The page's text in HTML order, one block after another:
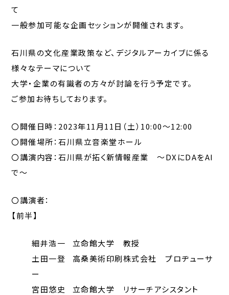
て
一般参加可能な企画セッションが開催されます。
石川県の文化産業政策など、デジタルアーカイブに係る
様々なテーマについて
大学・企業の有識者の方々が討論を行う予定です。
ご参加お待ちしております。
〇開催日時：2023年11月11日（土）10:00～12:00
〇開催場所：石川県立音楽堂ホール
〇講演内容：石川県が拓く新情報産業 ～DXにDAをAI
で～
〇講演者：
【前半】
細井浩一 立命館大学 教授
土田一登 高桑美術印刷株式会社 プロヂューサ
ー
宮田悠史 立命館大学 リサーチアシスタント